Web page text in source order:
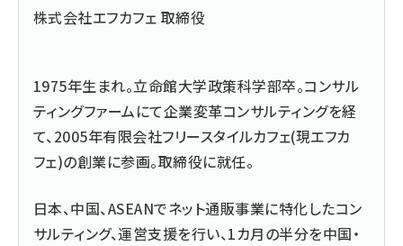
株式会社エフカフェ 取締役
1975年生まれ。立命館大学政策科学部卒。コンサル
ティングファームにて企業変革コンサルティングを経
て、2005年有限会社フリースタイルカフェ(現エフカ
フェ)の創業に参画。取締役に就任。
日本、中国、ASEANでネット通販事業に特化したコン
サルティング、運営支援を行い、1カ月の半分を中国・